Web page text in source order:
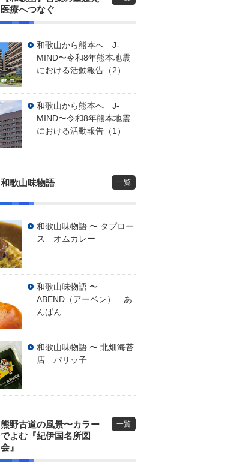
医療へつなぐ
和歌山から熊本へ J-
MIND〜令和8年熊本地震
における活動報告（2）
和歌山から熊本へ J-
MIND〜令和8年熊本地震
における活動報告（1）
和歌山味物語 一覧
和歌山味物語 〜 タプロー
ス オムカレー
和歌山味物語 〜
ABEND（アーベン） あ
んぱん
和歌山味物語 〜 北畑海苔
店 パリッ子
熊野古道の風景〜カラー
でよむ『紀伊国名所図
会』
一覧